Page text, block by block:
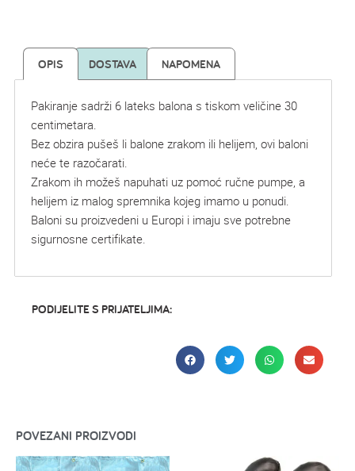
OPIS DOSTAVA NAPOMENA
Pakiranje sadrži 6 lateks balona s tiskom veličine 30
centimetara.
Bez obzira pušeš li balone zrakom ili helijem, ovi baloni
neće te razočarati.
Zrakom ih možeš napuhati uz pomoć ručne pumpe, a
helijem iz malog spremnika kojeg imamo u ponudi.
Baloni su proizvedeni u Europi i imaju sve potrebne
sigurnosne certifikate.
PODIJELITE S PRIJATELJIMA:
POVEZANI PROIZVODI